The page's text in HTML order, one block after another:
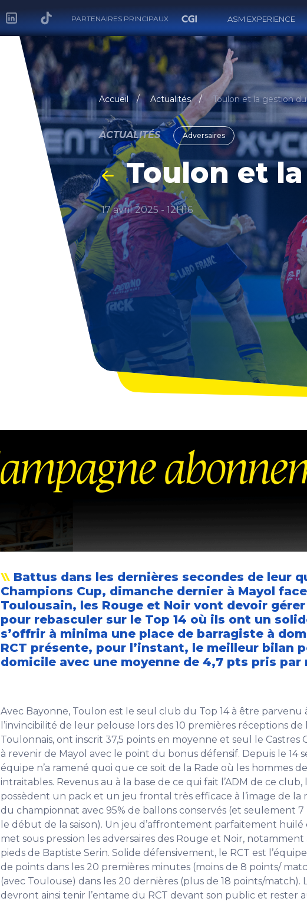
PARTENAIRES PRINCIPAUX ASM EXPERIENCE
Accueil Actualités Toulon et la gestion
ACTUALITÉS Adversaires
Toulon et
17 avril 2025 - 12H16
Battus dans les dernières secondes de leur
Champions Cup, dimanche dernier à Mayol
Toulousain, les Rouge et Noir vont devoir
pour rebasculer sur le Top 14 où ils ont un
s’offrir à minima une place de barragiste à
RCT présente, pour l’instant, le meilleur bilan
domicile avec une moyenne de 4,7 pts pris
Avec Bayonne, Toulon est le seul club du Top 14 à être parvenu
l’invincibilité de leur pelouse lors des 10 premières réceptions de
Toulonnais, ont inscrit 37,5 points en moyenne et seul le
à revenir de Mayol avec le point du bonus défensif. Depuis le 14
équipe n’a ramené quoi que ce soit de la Rade où les hommes
intraitables. Revenus au à la base de ce qui fait l’ADM de ce club,
possèdent un pack et un jeu frontal très efficace à l’image de la
du championnat avec 95% de ballons conservés (et seulement
le début de la saison). Un jeu d’affrontement parfaitement
met sous pression les adversaires des Rouge et Noir, notamment
pieds de Baptiste Serin. Solide défensivement, le RCT est
de points dans les 20 premières minutes (moins de 8 points/
(avec Toulouse) dans les 20 dernières (plus de 18 points/match).
devront ainsi tenir l’entame du RCT devant son public et rester